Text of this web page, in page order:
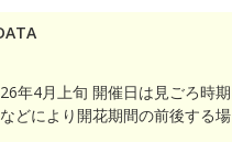
年4月上旬 開催日は見ごろ時期
どにより開花期間の前後する場